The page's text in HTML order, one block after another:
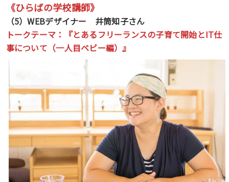
《ひらばの学校講師》
（5）WEBデザイナー 井筒知子さん
トークテーマ：『とあるフリーランスの子育て開始とIT仕
事について（一人目ベビー編）』